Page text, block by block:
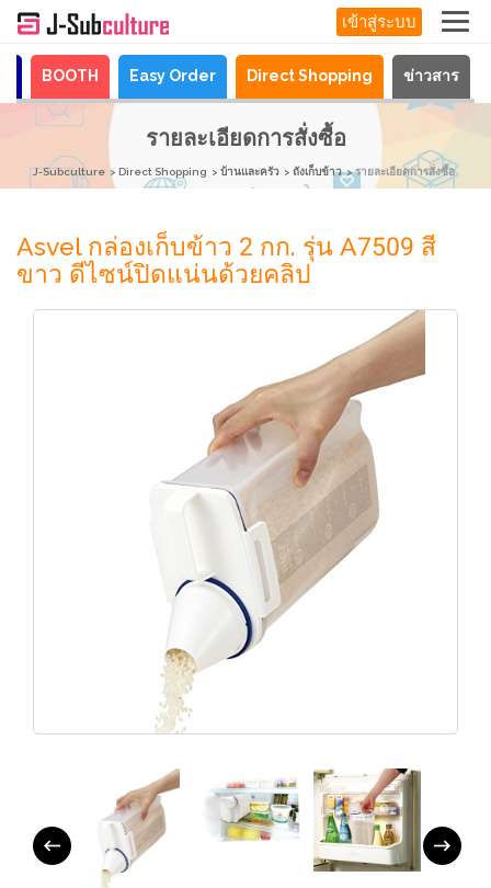
เข้าสู่ระบบ
BOOTH Easy Order Direct Shopping ข่าวสาร
รายละเอียดการสั่งซื้อ
J-Subculture Direct Shopping บ้านและครัว ถังเก็บข้าว รายละเอียดการสั่งซื้อ
Asvel กล่องเก็บข้าว 2 กก. รุ่น A7509 สี
ขาว ดีไซน์ปิดแน่นด้วยคลิป